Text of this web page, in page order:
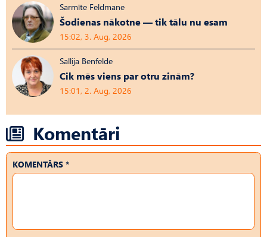
Sarmīte Feldmane
Šodienas nākotne — tik tālu nu esam
15:02, 3. Aug, 2026
Sallija Benfelde
Cik mēs viens par otru zinām?
15:01, 2. Aug, 2026
Komentāri
KOMENTĀRS *